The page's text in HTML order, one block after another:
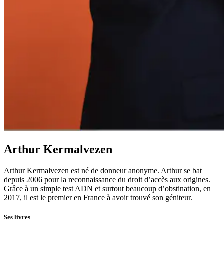
Arthur Kermalvezen
Arthur Kermalvezen est né de donneur anonyme. Arthur se bat
depuis 2006 pour la reconnaissance du droit d’accès aux origines.
Grâce à un simple test ADN et surtout beaucoup d’obstination, en
2017, il est le premier en France à avoir trouvé son géniteur.
Ses livres